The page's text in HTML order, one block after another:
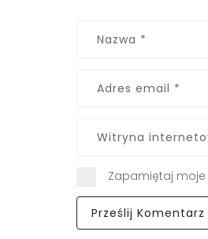
Zapamiętaj